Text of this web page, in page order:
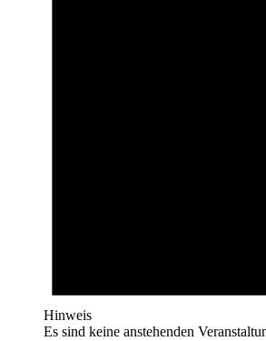
Hinweis
Es sind keine anstehenden